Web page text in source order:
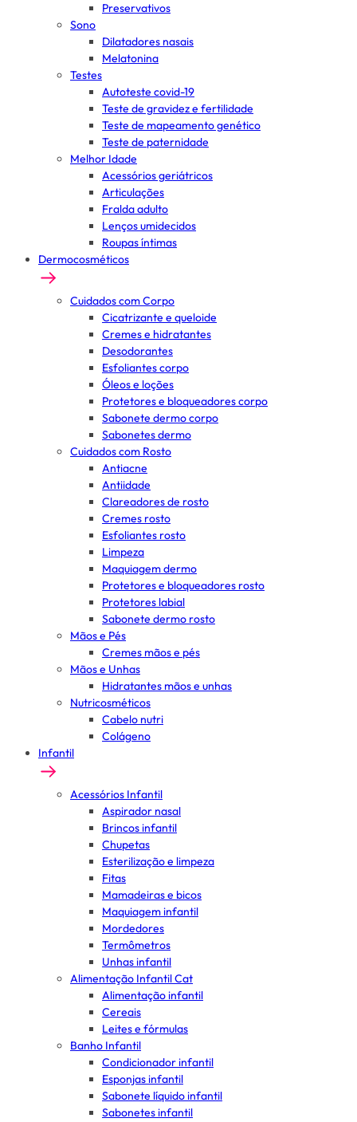
Preservativos
Sono
Dilatadores nasais
Melatonina
Testes
Autoteste covid-19
Teste de gravidez e fertilidade
Teste de mapeamento genético
Teste de paternidade
Melhor Idade
Acessórios geriátricos
Articulações
Fralda adulto
Lenços umidecidos
Roupas íntimas
Dermocosméticos
Cuidados com Corpo
Cicatrizante e queloide
Cremes e hidratantes
Desodorantes
Esfoliantes corpo
Óleos e loções
Protetores e bloqueadores corpo
Sabonete dermo corpo
Sabonetes dermo
Cuidados com Rosto
Antiacne
Antiidade
Clareadores de rosto
Cremes rosto
Esfoliantes rosto
Limpeza
Maquiagem dermo
Protetores e bloqueadores rosto
Protetores labial
Sabonete dermo rosto
Mãos e Pés
Cremes mãos e pés
Mãos e Unhas
Hidratantes mãos e unhas
Nutricosméticos
Cabelo nutri
Colágeno
Infantil
Acessórios Infantil
Aspirador nasal
Brincos infantil
Chupetas
Esterilização e limpeza
Fitas
Mamadeiras e bicos
Maquiagem infantil
Mordedores
Termômetros
Unhas infantil
Alimentação Infantil Cat
Alimentação infantil
Cereais
Leites e fórmulas
Banho Infantil
Condicionador infantil
Esponjas infantil
Sabonete líquido infantil
Sabonetes infantil